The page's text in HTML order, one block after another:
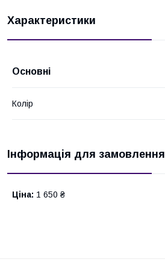
Характеристики
Основні
Колір
Інформація для замовлення
Ціна: 1 650 ₴